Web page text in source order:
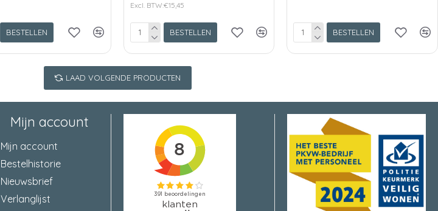
BESTELLEN
Excl. BTW:€15,45
BESTELLEN BESTELLEN
LAAD VOLGENDE PRODUCTEN
Mijn account
Mijn account
Bestelhistorie
Nieuwsbrief
Verlanglijst